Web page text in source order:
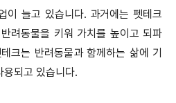
이 늘고 있습니다. 과거에는 펫테크
려동물을 키워 가치를 높이고 되파
크는 반려동물과 함께하는 삶에 기
되고 있습니다.